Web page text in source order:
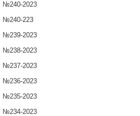
№240-2023
№240-223
№239-2023
№238-2023
№237-2023
№236-2023
№235-2023
№234-2023